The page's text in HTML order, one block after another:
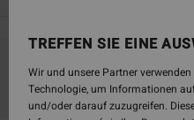
Bleib dabei, die
TREFFEN SIE EINE
Wir und unsere Partner
Technologie, um Informationen
und/oder darauf zuzugreifen.